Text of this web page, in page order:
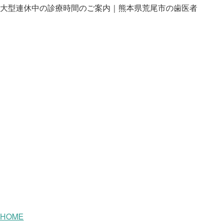
大型連休中の診療時間のご案内｜熊本県荒尾市の歯医者
HOME